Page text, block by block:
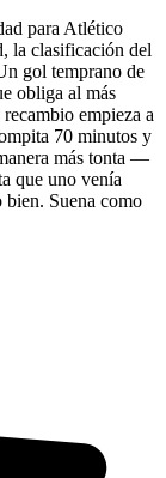
para Atlético
la clasificación del
gol temprano de
obliga al más
empieza a
70 minutos y
más tonta —
que uno venía
Suena como